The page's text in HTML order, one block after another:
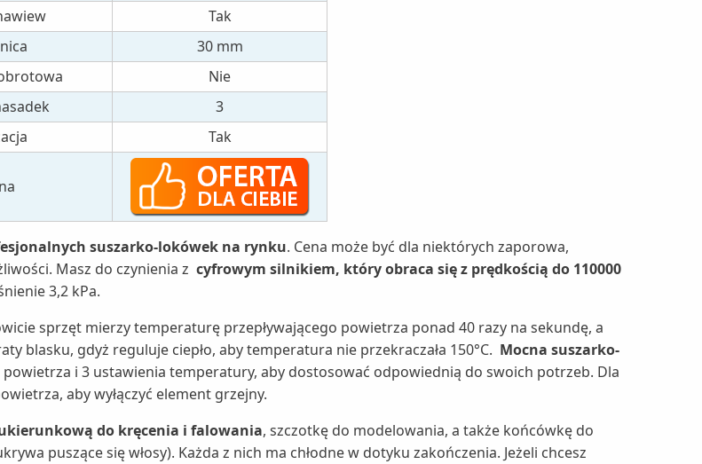
Tak
30 mm
Nie
3
Tak
suszarko-lokówek na rynku. Cena może być dla niektórych zaporowa,
Masz do czynienia z cyfrowym silnikiem, który obraca się z prędkością do 110000
3,2 kPa.
sprzęt mierzy temperaturę przepływającego powietrza ponad 40 razy na sekundę, a
blasku, gdyż reguluje ciepło, aby temperatura nie przekraczała 150°C. Mocna suszarko-
i 3 ustawienia temperatury, aby dostosować odpowiednią do swoich potrzeb. Dla
aby wyłączyć element grzejny.
do kręcenia i falowania, szczotkę do modelowania, a także końcówkę do
puszące się włosy). Każda z nich ma chłodne w dotyku zakończenia. Jeżeli chcesz